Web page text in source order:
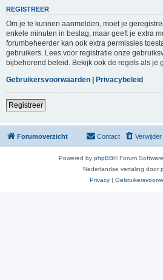
REGISTREER
Om je te kunnen aanmelden, moet je
enkele minuten in beslag, maar geeft je extra
forumbeheerder kan ook extra permissies
gebruikers. Lees voor registratie onze
bijbehorend beleid. Bekijk ook de regels als je
Gebruikersvoorwaarden | Privacybeleid
Registreer
Forumoverzicht Contact
Powered by phpBB® Forum
Nederlandse vertaling door
Privacy |